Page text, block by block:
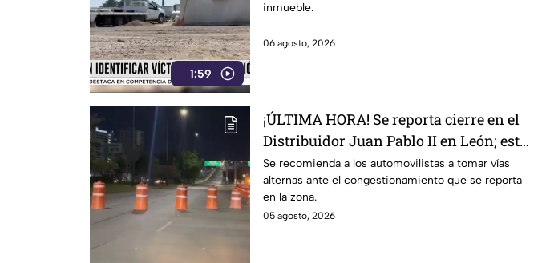
1:59
inmueble.
06 agosto, 2026
¡ÚLTIMA HORA! Se reporta cierre en el
Distribuidor Juan Pablo II en León; esto
sabemos
Se recomienda a los automovilistas a tomar vías
alternas ante el congestionamiento que se reporta
en la zona.
05 agosto, 2026